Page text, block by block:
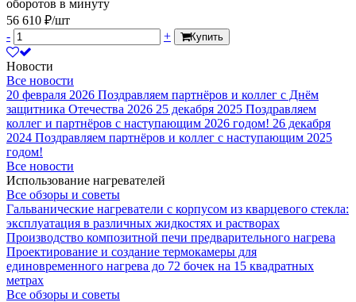
оборотов в минуту
56 610 ₽/шт
-
+ Купить
Новости
Все новости
20 февраля 2026 Поздравляем партнёров и коллег с Днём
защитника Отечества 2026 25 декабря 2025 Поздравляем
коллег и партнёров с наступающим 2026 годом! 26 декабря
2024 Поздравляем партнёров и коллег с наступающим 2025
годом!
Все новости
Использование нагревателей
Все обзоры и советы
Гальванические нагреватели с корпусом из кварцевого стекла:
эксплуатация в различных жидкостях и растворах
Производство композитной печи предварительного нагрева
Проектирование и создание термокамеры для
единовременного нагрева до 72 бочек на 15 квадратных
метрах
Все обзоры и советы